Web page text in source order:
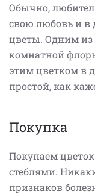
Обычно,
свою любовь и
цветы. Одним из
комнатной
этим цветком в
простой, как
Покупка
Покупаем
стеблями.
признаков